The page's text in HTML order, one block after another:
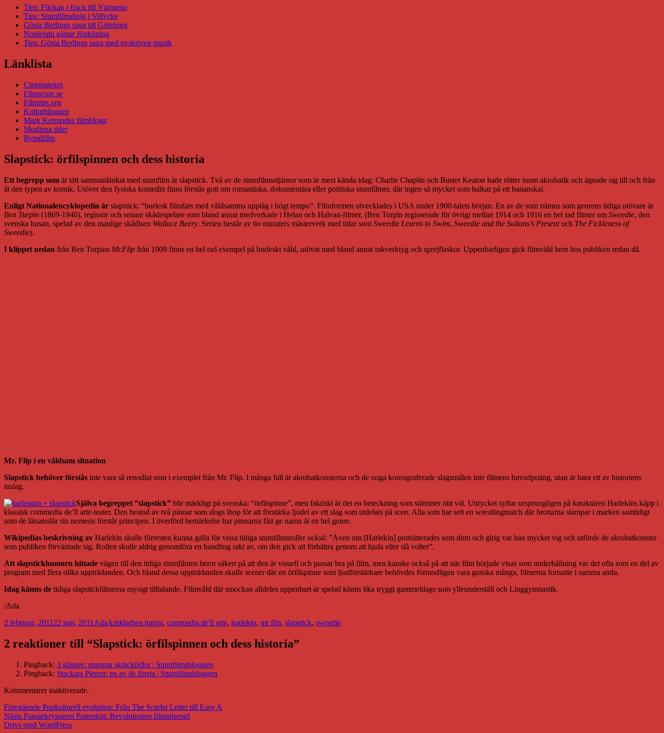
Tips: Flickan i frack till Värnamo
Tips: Stumfilmshelg i Vitlycke
Gösta Berlings saga till Göteborg
Nosferatu gästar Jönköping
Tips: Gösta Berlings saga med nyskriven musik
Länklista
Cinemateket
Filmscore.se
Filmtips.org
Kulturbloggen
Mark Kermodes filmblogg
Modärna tider
Rymdfilm
Slapstick: örfilspinnen och dess historia
Ett begrepp som är tätt sammanlänkat med stumfilm är slapstick. Två av de stumfilmsstjärnor som är mest kända idag: Charlie Chaplin och Buster Keaton hade rötter inom akrobatik och ägnade sig till och från
åt den typen av komik. Utöver den fysiska komedin finns förstås gott om romantiska, dokumentära eller politiska stumfilmer, där ingen så mycket som halkar på ett bananskal.
Enligt Nationalencyklopedin är slapstick: “burlesk filmfars med våldsamma upptåg i högt tempo”. Filmformen utvecklades i USA under 1900-talets början. En av de som nämns som genrens tidiga utövare är
Ben Turpin (1869-1940), regissör och senare skådespelare som bland annat medverkade i Helan och Halvan-filmer. (Ben Turpin regisserade för övrigt mellan 1914 och 1916 en hel rad filmer om Sweedie, den
svenska husan, spelad av den manlige skådisen Wallace Beery. Serien består av tio minuters mästerverk med titlar som Sweedie Learns to Swim, Sweedie and the Sultans’s Presentoch The Fickleness of
Sweedie).
I klippet nedan från Ben Turpins Mr.Flip från 1909 finns en hel rad exempel på burleskt våld, utövat med bland annat rakverktyg och sprejflaskor. Uppenbarligen gick filmvåld hem hos publiken redan då.
Mr. Flip i en våldsam situation
Slapstick behöver förstås inte vara så renodlat som i exemplet från Mr. Flip. I många fall är akrobatkonsterna och de noga koreograferade slagsmålen inte filmens huvudpoäng, utan är bara ett av historiens
inslag.
Själva begreppet ”slapstick” blir märkligt på svenska: “örfilspinne”, men faktiskt är det en beteckning som stämmer rätt väl. Uttrycket syftar ursprungligen på karaktären Harlekins käpp i
klassisk commedia de’ll arte-teater. Den bestod av två pinnar som slogs ihop för att förstärka ljudet av ett slag som utdelats på scen. Alla som har sett en wrestlingmatch där brottarna stampar i marken samtidigt
som de låtsatsslår sin nemesis förstår principen. I överförd bemärkelse har pinnarna fått ge namn åt en hel genre.
Wikipedias beskrivning av Harlekin skulle förresten kunna gälla för vissa tidiga stumfilmsroller också: ”Även om [Harlekin] porträtterades som dum och girig var han mycket vig och utförde de akrobatkonster
som publiken förväntade sig. Rollen skulle aldrig genomföra en handling rakt av, om den gick att förbättra genom att hjula eller slå volter”.
Att slapstickhumorn hittade vägen till den tidiga stumfilmen beror säkert på att den är visuell och passar bra på film, men kanske också på att när film började visas som underhållning var det ofta som en del av
program med flera olika uppträdanden. Och bland dessa uppträdanden skulle scener där en örfilspinne som ljudförstärkare behövdes förmodligen vara ganska många, filmerna fortsatte i samma anda.
Idag känns de tidiga slapstickfilmerna mysigt tilltalande. Filmvåld där smockan alldeles uppenbart är spelad känns lika tryggt gammeldags som ylleunderställ och Linggymnastik.
/Ada
Postat
2 februari, 2011 22 maj, 2011 Författare
AdaKategorier
ArtiklarTaggar
ben turpin, commedia de'll arte, harlekin, mr flip, slapstick, sweedie
2 reaktioner till “Slapstick: örfilspinnen och dess historia”
Pingback: 3 gånger: stumma skräcködlor | Stumfilmsbloggen
Pingback: Stackars Pierrot: en av de första | Stumfilmsbloggen
Kommentarer inaktiverade.
Inläggsnavigering
Föregående Föregående
inlägg:
Popkulturell evolution: Från The Scarlet Letter till Easy A
Nästa Nästa
inlägg:
Pansarkryssaren Potemkin: Revolutionen filmatiserad
Drivs med WordPress